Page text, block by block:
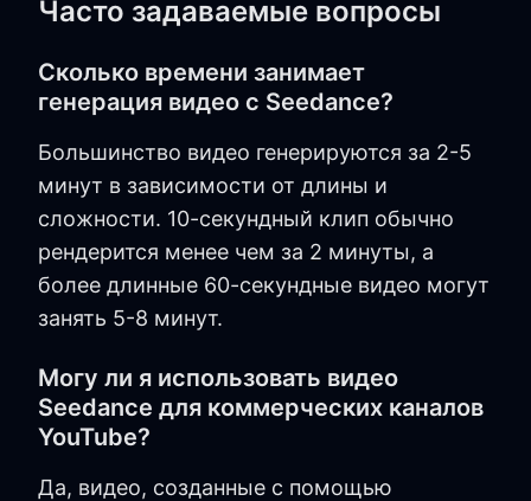
Часто задаваемые вопросы
Сколько времени занимает
генерация видео с Seedance?
Большинство видео генерируются за 2-5
минут в зависимости от длины и
сложности. 10-секундный клип обычно
рендерится менее чем за 2 минуты, а
более длинные 60-секундные видео могут
занять 5-8 минут.
Могу ли я использовать видео
Seedance для коммерческих каналов
YouTube?
Да, видео, созданные с помощью